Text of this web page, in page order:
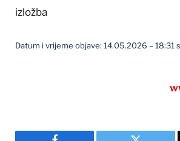
izložba
Datum i vrijeme objave: 14.05.2026 – 18:31